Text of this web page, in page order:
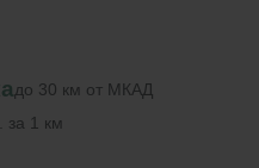
до 30 км от МКАД
за 1 км